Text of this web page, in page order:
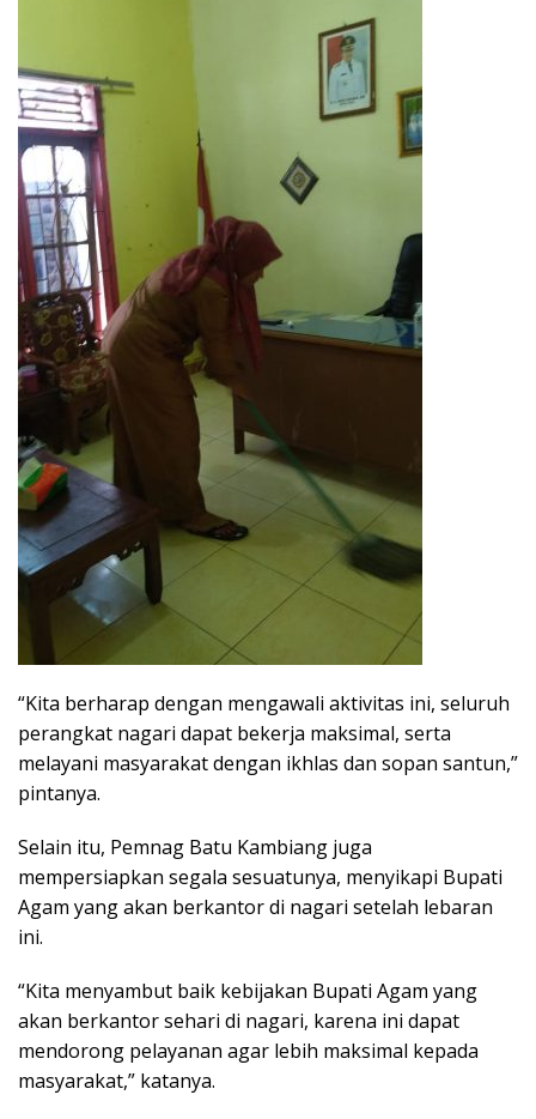
“Kita berharap dengan mengawali aktivitas ini, seluruh
perangkat nagari dapat bekerja maksimal, serta
melayani masyarakat dengan ikhlas dan sopan santun,”
pintanya.
Selain itu, Pemnag Batu Kambiang juga
mempersiapkan segala sesuatunya, menyikapi Bupati
Agam yang akan berkantor di nagari setelah lebaran
ini.
“Kita menyambut baik kebijakan Bupati Agam yang
akan berkantor sehari di nagari, karena ini dapat
mendorong pelayanan agar lebih maksimal kepada
masyarakat,” katanya.